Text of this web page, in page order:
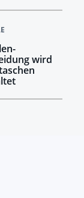
wird